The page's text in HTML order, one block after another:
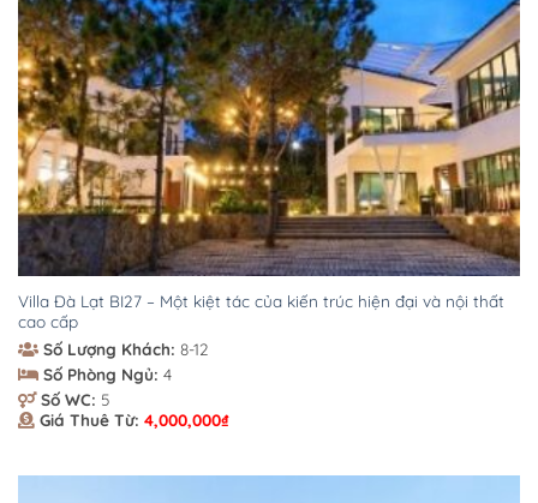
Villa Đà Lạt BI27 – Một kiệt tác của kiến trúc hiện đại và nội thất
cao cấp
Số Lượng Khách: 8-12
Số Phòng Ngủ: 4
Số WC: 5
Giá Thuê Từ: 4,000,000₫